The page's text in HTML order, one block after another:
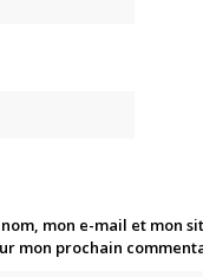
mon e-mail et mon
mon prochain